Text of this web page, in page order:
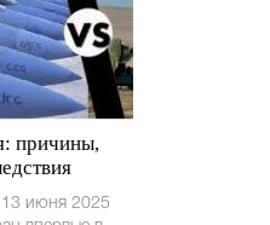
причины,
13 июня 2025